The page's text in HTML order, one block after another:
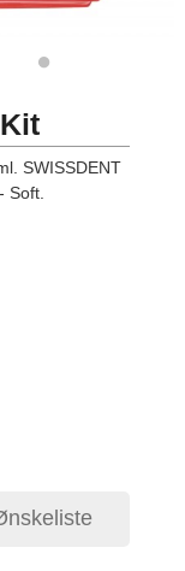
SWISSDENT
Soft.